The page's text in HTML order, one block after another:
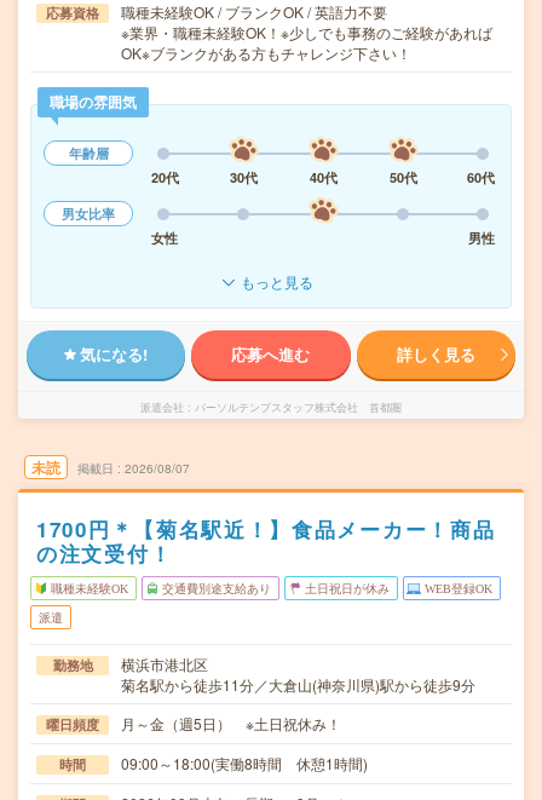
応募資格
職種未経験OK / ブランクOK / 英語力不要
※業界・職種未経験OK！※少しでも事務のご経験があれば
OK※ブランクがある方もチャレンジ下さい！
職場の雰囲気
年齢層
20代
30代 40代 50代
60代
男女比率
女性
男性
もっと見る
気になる! 応募へ進む 詳しく見る
派遣会社 パーソルテンプスタッフ株式会社 首都圏
未読 掲載日 2026/08/07
1700円＊【菊名駅近！】食品メーカー！商品
の注文受付！
職種未経験OK 交通費別途支給あり 土日祝日が休み WEB登録OK
派遣
勤務地
横浜市港北区
菊名駅から徒歩11分／大倉山(神奈川県)駅から徒歩9分
曜日頻度 月～金（週5日） ※土日祝休み！
時間 09:00～18:00(実働8時間 休憩1時間)